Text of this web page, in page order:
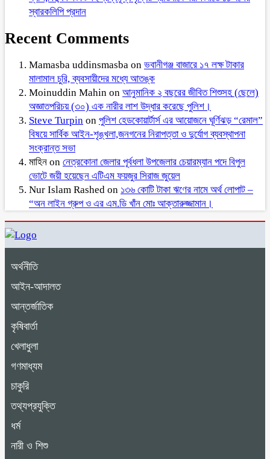
স্বারকলিপি প্রদান
Recent Comments
Mamasba uddinsmasba on ভবানীগঞ্জ বাজারে ১৭ লক্ষ টাকার
মালামাল চুরি, ব্যবসায়ীদের মধ্যে আতঙ্ক
Moinuddin Mahin on আনুমানিক ২ বছরের জীবিত শিশুসহ (ছেলে)
অজ্ঞাতপরিচয় (৩০) এক নারীর লাশ উদ্ধার করেছে পুলিশ।
Steve Turpin on পুলিশ হেডকোয়ার্টার্স এর আয়োজনে ঘূর্ণিঝড় “রেমাল”
বিষয়ে সার্বিক আইন-শৃঙ্খলা,জনগনের নিরাপত্তা ও দুর্যোগ ব্যবস্থাপনা
সংক্রান্ত সভা
মাহিন on নেত্রকোনা জেলার পূর্বধলা উপজেলার চেয়ারম্যান পদে বিপুল
ভোটে জয়ী হয়েছেন এটিএম ফয়জুর সিরাজ জুয়েল
Nur Islam Rashed on ১৩৬ কোটি টাকা ঋণের নামে অর্থ লোপাট –
“অন লাইন গ্রুপ ও এর এম.ডি খাঁন মোঃ আক্তারুজ্জামান।
অর্থনীতি
আইন-আদালত
আন্তর্জাতিক
কৃষিবার্তা
খেলাধুলা
গণমাধ্যম
চাকুরি
তথ্যপ্রযুক্তি
ধর্ম
নারী ও শিশু